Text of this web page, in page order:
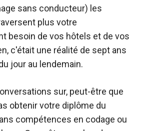
sans conducteur) les
plus votre
besoin de vos hôtels et de vos
c'était une réalité de sept ans
jour au lendemain.
sur, peut-être que
obtenir votre diplôme du
compétences en codage ou